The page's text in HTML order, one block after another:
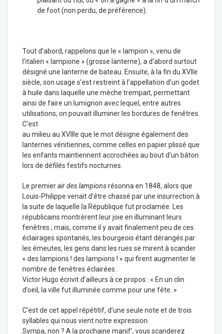
de foot (non perdu, de préférence).
Tout d’abord, rappelons que le « lampion », venu de
l’italien « lampione » (grosse lanterne), a d’abord surtout
désigné une lanterne de bateau. Ensuite, à la fin du XVIIe
siècle, son usage s’est restreint à l’appellation d’un godet
à huile dans laquelle une mèche trempait, permettant
ainsi de faire un lumignon avec lequel, entre autres
utilisations, on pouvait illuminer les bordures de fenêtres.
C’est
au milieu au XVIIIe que le mot désigne également des
lanternes vénitiennes, comme celles en papier plissé que
les enfants maintiennent accrochées au bout d’un bâton
lors de défilés festifs nocturnes.
Le premierair des lampionsrésonna en 1848, alors que
Louis-Philippe venait d’être chassé par une insurrection à
la suite de laquelle la République fut proclamée. Les
républicains montrèrent leur joie en illuminant leurs
fenêtres ; mais, comme il y avait finalement peu de ces
éclairages spontanés, les bourgeois étant dérangés par
les émeutes, les gens dans les rues se mirent à scander
« des lampions ! des lampions ! » qui firent augmenter le
nombre de fenêtres éclairées.
Victor Hugo écrivit d’ailleurs à ce propos : « En un clin
d’oeil, la ville fut illuminée comme pour une fête. »
C’est de cet appel répétitif, d’une seule note et de trois
syllables qui nous vient notre expression.
Sympa, non ? A la prochaine manif’, vous scanderez